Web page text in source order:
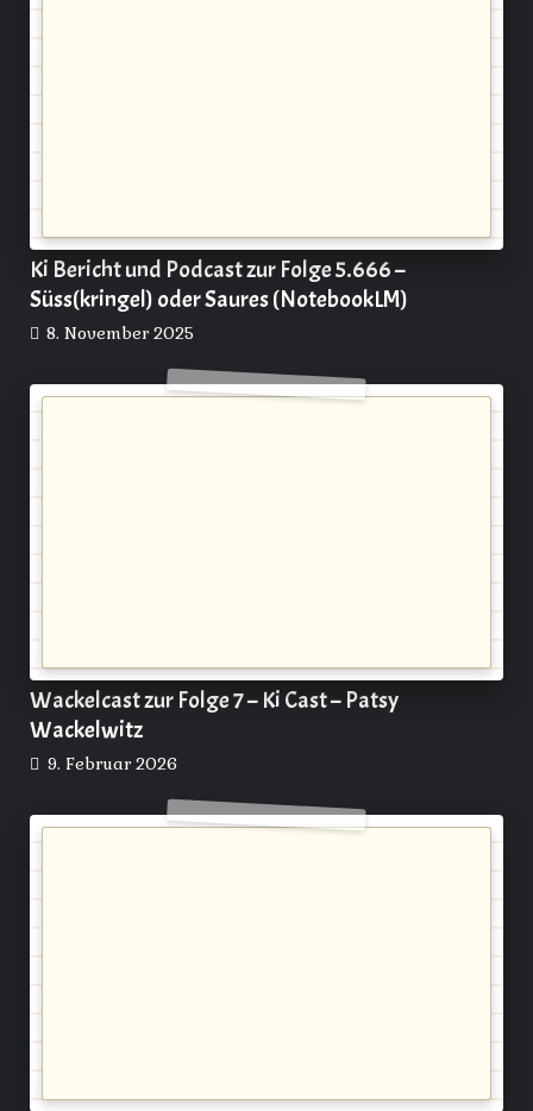
Ki Bericht und Podcast zur Folge 5.666 –
Süss(kringel) oder Saures (NotebookLM)
8. November 2025
Wackelcast zur Folge 7 – Ki Cast – Patsy
Wackelwitz
9. Februar 2026